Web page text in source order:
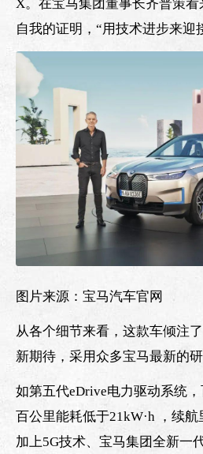
X。在宝马集团董事长齐普策
自我的证明，“用技术进步来迎
图片来源：宝马汽车官网
从各个细节来看，这款车倾注
新期待，采用众多宝马最新的研
如第五代eDrive电力驱动系统，
百公里能耗低于21kW·h ，续
加上5G技术、宝马集团全新一